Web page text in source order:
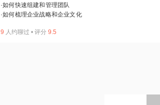
·如何快速组建和管理团队
·如何梳理企业战略和企业文化
9 人约聊过 • 评分 9.5